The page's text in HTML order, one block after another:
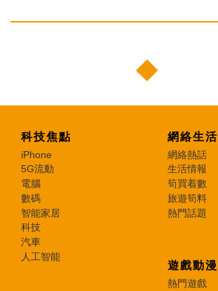
科技焦點
iPhone
5G流動
電腦
數碼
智能家居
科技
汽車
人工智能
網絡生活
網絡熱話
生活情報
筍買着數
旅遊筍料
熱門話題
遊戲動漫
熱門遊戲